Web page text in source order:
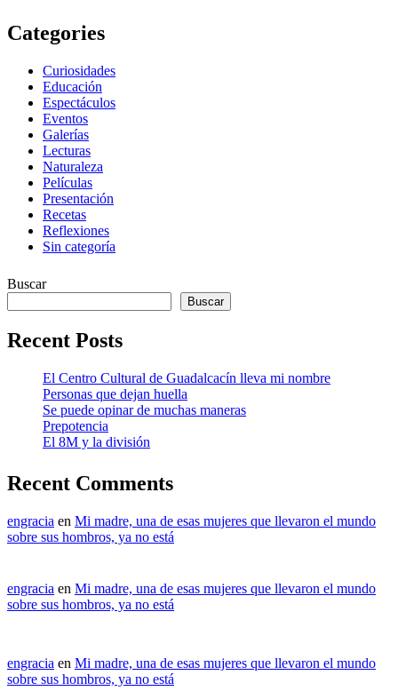
Categories
Curiosidades
Educación
Espectáculos
Eventos
Galerías
Lecturas
Naturaleza
Películas
Presentación
Recetas
Reflexiones
Sin categoría
Buscar
Buscar
Recent Posts
El Centro Cultural de Guadalcacín lleva mi nombre
Personas que dejan huella
Se puede opinar de muchas maneras
Prepotencia
El 8M y la división
Recent Comments
engracia en Mi madre, una de esas mujeres que llevaron el mundo
sobre sus hombros, ya no está
engracia en Mi madre, una de esas mujeres que llevaron el mundo
sobre sus hombros, ya no está
engracia en Mi madre, una de esas mujeres que llevaron el mundo
sobre sus hombros, ya no está